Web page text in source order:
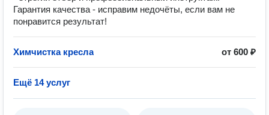
Гарантия качества - исправим недочёты, если вам не
понравится результат!
Химчистка кресла от 600 ₽
Ещё 14 услуг